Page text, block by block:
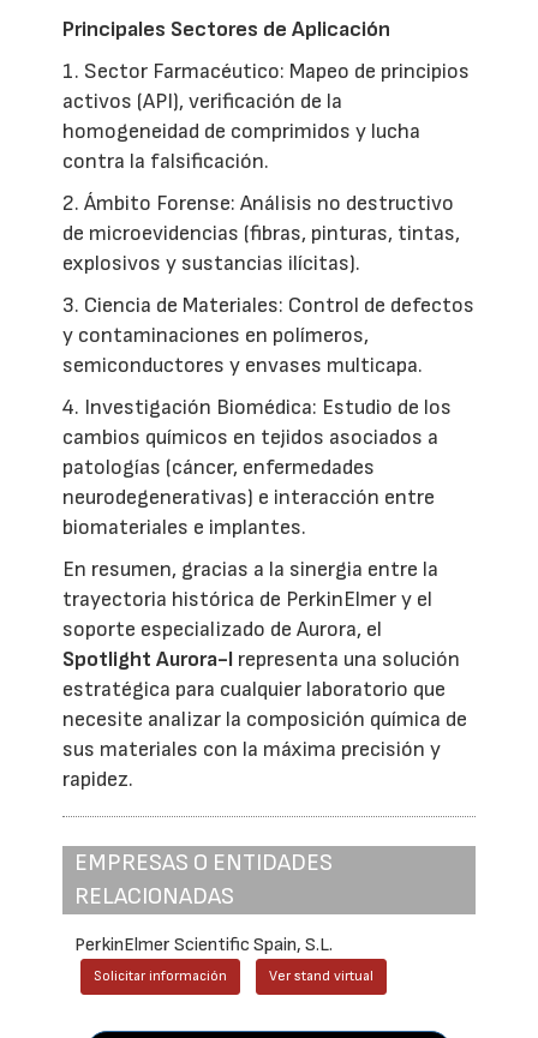
Principales Sectores de Aplicación
1. Sector Farmacéutico: Mapeo de principios
activos (API), verificación de la
homogeneidad de comprimidos y lucha
contra la falsificación.
2. Ámbito Forense: Análisis no destructivo
de microevidencias (fibras, pinturas, tintas,
explosivos y sustancias ilícitas).
3. Ciencia de Materiales: Control de defectos
y contaminaciones en polímeros,
semiconductores y envases multicapa.
4. Investigación Biomédica: Estudio de los
cambios químicos en tejidos asociados a
patologías (cáncer, enfermedades
neurodegenerativas) e interacción entre
biomateriales e implantes.
En resumen, gracias a la sinergia entre la
trayectoria histórica de PerkinElmer y el
soporte especializado de Aurora, el
Spotlight Aurora-I representa una solución
estratégica para cualquier laboratorio que
necesite analizar la composición química de
sus materiales con la máxima precisión y
rapidez.
EMPRESAS O ENTIDADES
RELACIONADAS
PerkinElmer Scientific Spain, S.L.
Solicitar información Ver stand virtual